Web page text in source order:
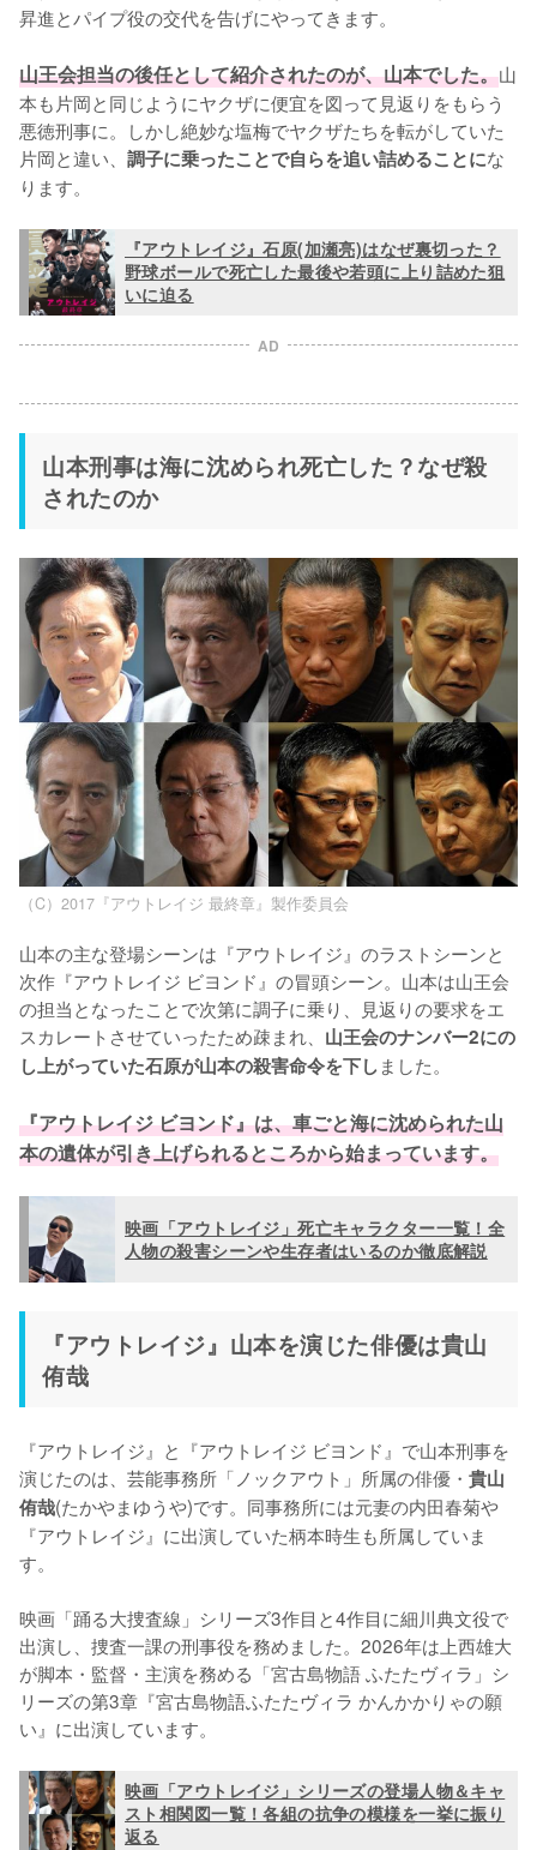
昇進とパイプ役の交代を告げにやってきます。
山王会担当の後任として紹介されたのが、山本でした。山
本も片岡と同じようにヤクザに便宜を図って見返りをもらう
悪徳刑事に。しかし絶妙な塩梅でヤクザたちを転がしていた
片岡と違い、 調子に乗ったことで自らを追い詰めることにな
ります。
『アウトレイジ』石原(加瀬亮)はなぜ裏切った？
野球ボールで死亡した最後や若頭に上り詰めた狙
いに迫る
AD
山本刑事は海に沈められ死亡した？なぜ殺
されたのか
（C）2017『アウトレイジ 最終章』製作委員会
山本の主な登場シーンは『アウトレイジ』のラストシーンと
次作『アウトレイジ ビヨンド』の冒頭シーン。山本は山王会
の担当となったことで次第に調子に乗り、見返りの要求をエ
スカレートさせていったため疎まれ、 山王会のナンバー2にの
し上がっていた石原が山本の殺害命令を下しました。
『アウトレイジ ビヨンド』は、車ごと海に沈められた山
本の遺体が引き上げられるところから始まっています。
映画「アウトレイジ」死亡キャラクター一覧！全
人物の殺害シーンや生存者はいるのか徹底解説
『アウトレイジ』山本を演じた俳優は貴山
侑哉
『アウトレイジ』と『アウトレイジ ビヨンド』で山本刑事を
演じたのは、芸能事務所「ノックアウト」所属の俳優・ 貴山
侑哉(たかやまゆうや)です。同事務所には元妻の内田春菊や
『アウトレイジ』に出演していた柄本時生も所属していま
す。
映画「踊る大捜査線」シリーズ3作目と4作目に細川典文役で
出演し、捜査一課の刑事役を務めました。2026年は上西雄大
が脚本・監督・主演を務める「宮古島物語 ふたたヴィラ」シ
リーズの第3章『宮古島物語ふたたヴィラ かんかかりゃの願
い』に出演しています。
映画「アウトレイジ」シリーズの登場人物＆キャ
スト相関図一覧！各組の抗争の模様を一挙に振り
返る